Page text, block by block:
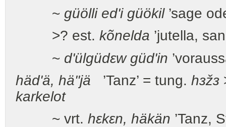
~ güölli ed'i güökil’sage
>? est. kõnelda ’jutella,
~ d'ülgüdεw güd'in
häd'ä, hä''jä ’Tanz’ = tung. hзžз
karkelot
~ vrt. hεkεn, häkän ’Tanz,